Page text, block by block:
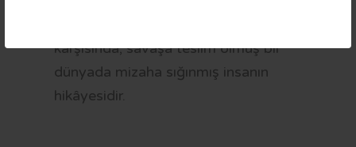
karşısında, savaşa teslim olmuş bir
dünyada mizaha sığınmış insanın
hikâyesidir.